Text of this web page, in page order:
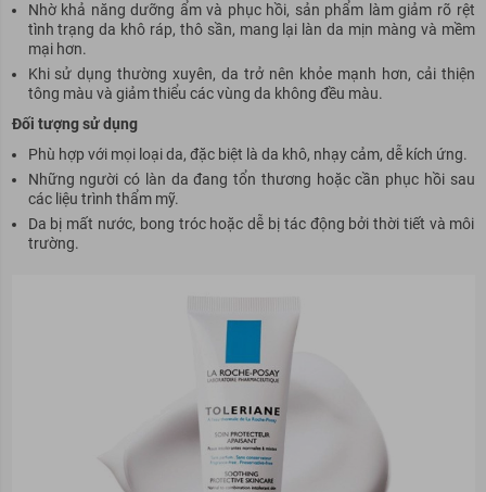
Nhờ khả năng dưỡng ẩm và phục hồi, sản phẩm làm giảm rõ rệt
tình trạng da khô ráp, thô sần, mang lại làn da mịn màng và mềm
mại hơn.
Khi sử dụng thường xuyên, da trở nên khỏe mạnh hơn, cải thiện
tông màu và giảm thiểu các vùng da không đều màu.
Đối tượng sử dụng
Phù hợp với mọi loại da, đặc biệt là da khô, nhạy cảm, dễ kích ứng.
Những người có làn da đang tổn thương hoặc cần phục hồi sau
các liệu trình thẩm mỹ.
Da bị mất nước, bong tróc hoặc dễ bị tác động bởi thời tiết và môi
trường.